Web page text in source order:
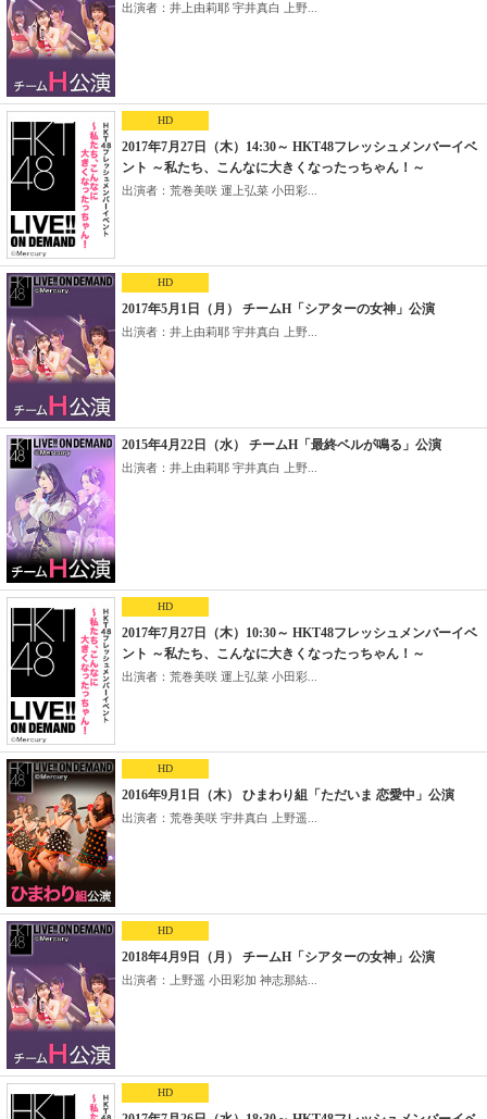
出演者：井上由莉耶 宇井真白 上野...
HD
2017年7月27日（木）14:30～ HKT48フレッシュメンバーイベ
ント ～私たち、こんなに大きくなったっちゃん！～
出演者：荒巻美咲 運上弘菜 小田彩...
HD
2017年5月1日（月） チームH「シアターの女神」公演
出演者：井上由莉耶 宇井真白 上野...
2015年4月22日（水） チームH「最終ベルが鳴る」公演
出演者：井上由莉耶 宇井真白 上野...
HD
2017年7月27日（木）10:30～ HKT48フレッシュメンバーイベ
ント ～私たち、こんなに大きくなったっちゃん！～
出演者：荒巻美咲 運上弘菜 小田彩...
HD
2016年9月1日（木） ひまわり組「ただいま 恋愛中」公演
出演者：荒巻美咲 宇井真白 上野遥...
HD
2018年4月9日（月） チームH「シアターの女神」公演
出演者：上野遥 小田彩加 神志那結...
HD